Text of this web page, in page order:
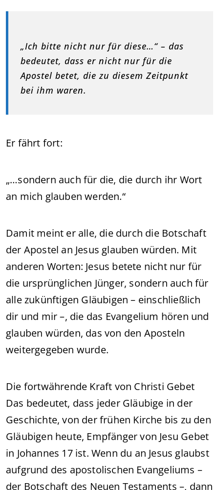
„Ich bitte nicht nur für diese…“ – das
bedeutet, dass er nicht nur für die
Apostel betet, die zu diesem Zeitpunkt
bei ihm waren.
Er fährt fort:
„…sondern auch für die, die durch ihr Wort
an mich glauben werden.“
Damit meint er alle, die durch die Botschaft
der Apostel an Jesus glauben würden. Mit
anderen Worten: Jesus betete nicht nur für
die ursprünglichen Jünger, sondern auch für
alle zukünftigen Gläubigen – einschließlich
dir und mir –, die das Evangelium hören und
glauben würden, das von den Aposteln
weitergegeben wurde.
Die fortwährende Kraft von Christi Gebet
Das bedeutet, dass jeder Gläubige in der
Geschichte, von der frühen Kirche bis zu den
Gläubigen heute, Empfänger von Jesu Gebet
in Johannes 17 ist. Wenn du an Jesus glaubst
aufgrund des apostolischen Evangeliums –
der Botschaft des Neuen Testaments –, dann